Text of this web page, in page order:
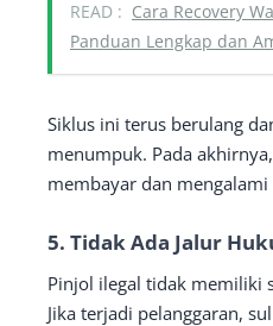
READ : Cara Recovery
Panduan Lengkap dan
Siklus ini terus berulang
menumpuk. Pada
membayar dan
5. Tidak Ada Jalur
Pinjol ilegal tidak memiliki
Jika terjadi pelanggaran,